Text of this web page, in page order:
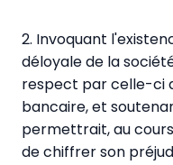
2. Invoquant
déloyale de la
respect par celle-ci
bancaire, et
permettrait, au
de chiffrer son